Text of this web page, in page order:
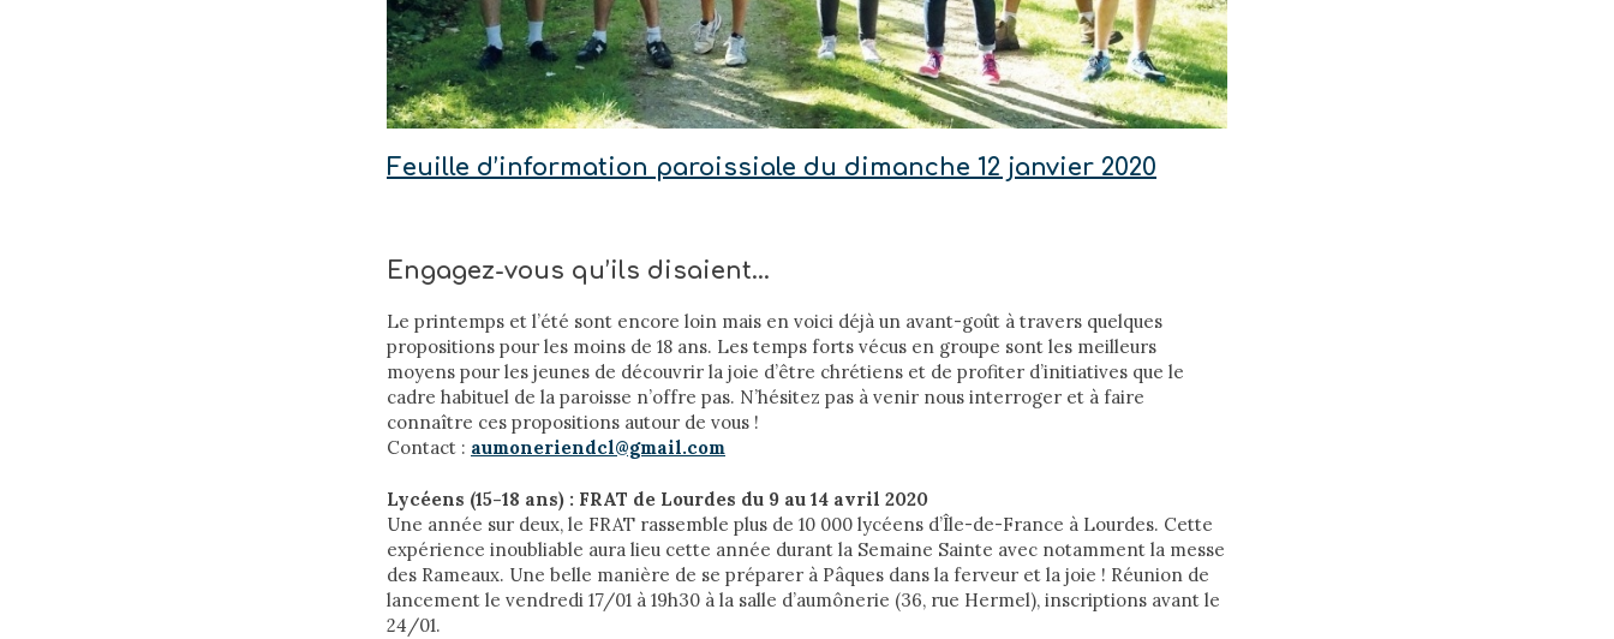
Feuille d’information paroissiale du dimanche 12 janvier 2020
Engagez-vous qu’ils disaient…
Le printemps et l’été sont encore loin mais en voici déjà un avant-goût à travers quelques
propositions pour les moins de 18 ans. Les temps forts vécus en groupe sont les meilleurs
moyens pour les jeunes de découvrir la joie d’être chrétiens et de profiter d’initiatives que le
cadre habituel de la paroisse n’offre pas. N’hésitez pas à venir nous interroger et à faire
connaître ces propositions autour de vous !
Contact : aumoneriendcl@gmail.com
Lycéens (15-18 ans) : FRAT de Lourdes du 9 au 14 avril 2020
Une année sur deux, le FRAT rassemble plus de 10 000 lycéens d’Île-de-France à Lourdes. Cette
expérience inoubliable aura lieu cette année durant la Semaine Sainte avec notamment la messe
des Rameaux. Une belle manière de se préparer à Pâques dans la ferveur et la joie ! Réunion de
lancement le vendredi 17/01 à 19h30 à la salle d’aumônerie (36, rue Hermel), inscriptions avant le
24/01.